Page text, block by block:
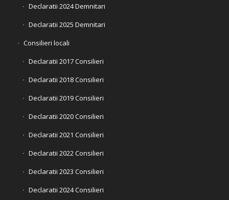
Declaratii 2024 Demnitari
Declaratii 2025 Demnitari
Consilieri locali
Declaratii 2017 Consilieri
Declaratii 2018 Consilieri
Declaratii 2019 Consilieri
Declaratii 2020 Consilieri
Declaratii 2021 Consilieri
Declaratii 2022 Consilieri
Declaratii 2023 Consilieri
Declaratii 2024 Consilieri